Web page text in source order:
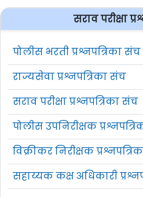
सराव परीक्षा
पोलीस भरती प्रश्नपत्रिका संच
राज्यसेवा प्रश्नपत्रिका संच
सराव परीक्षा प्रश्नपत्रिका संच
पोलीस उपनिरीक्षक
विक्रीकर निरीक्षक
सहाय्यक कक्ष अधिकारी